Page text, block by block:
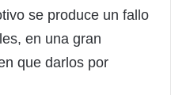
se produce un fallo
en una gran
que darlos por